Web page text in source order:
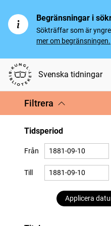
Begränsningar i
Sökträffar som är
mer om begränsningen.
Svenska tidningar
Filtrera
Tidsperiod
Från
Till
Applicera